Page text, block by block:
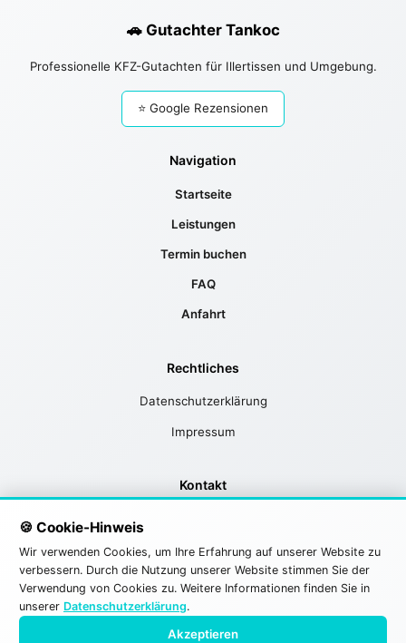
🚗 Gutachter Tankoc
Professionelle KFZ-Gutachten für Illertissen und Umgebung.
⭐ Google Rezensionen
Navigation
Startseite
Leistungen
Termin buchen
FAQ
Anfahrt
Rechtliches
Datenschutzerklärung
Impressum
Kontakt
📞 +49 176 63312347
✉️info@gutachter-tankoc.de
🍪 Cookie-Hinweis
Wir verwenden Cookies, um Ihre Erfahrung auf unserer Website zu
verbessern. Durch die Nutzung unserer Website stimmen Sie der
Verwendung von Cookies zu. Weitere Informationen finden Sie in
unserer Datenschutzerklärung.
Akzeptieren